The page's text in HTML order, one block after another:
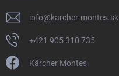
info@karcher-montes.sk
+421 905 310 735
Kärcher Montes